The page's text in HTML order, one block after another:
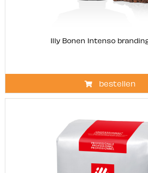
Illy Bonen Intenso
bestellen